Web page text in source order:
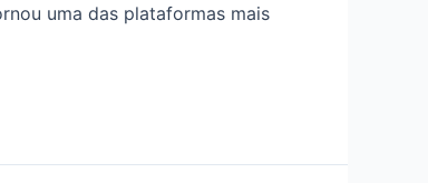
uma das plataformas mais